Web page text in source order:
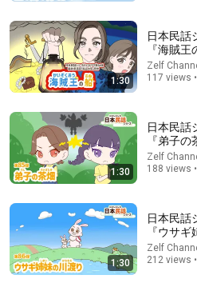
プロ声優達の高度な遊びが凄
ハロちむ【アニメ解説考察感想】
1:30
日本民話
『海賊
Zelf
117 views
1:30
日本民話
『弟子
Zelf
188 views
1:30
日本民話
『ウサ
Zelf
212 views